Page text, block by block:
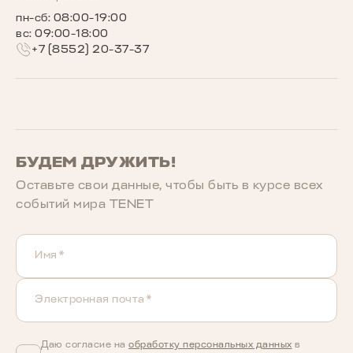
БУДЕМ ДРУЖИТЬ!
Оставьте свои данные, чтобы быть в курcе всех
событий мира TENET
Имя*
Электронная почта*
Даю согласие на обработку персональных данных в
пн-сб: 08:00-19:00
вс: 09:00-18:00
+7 (8552) 20-37-37